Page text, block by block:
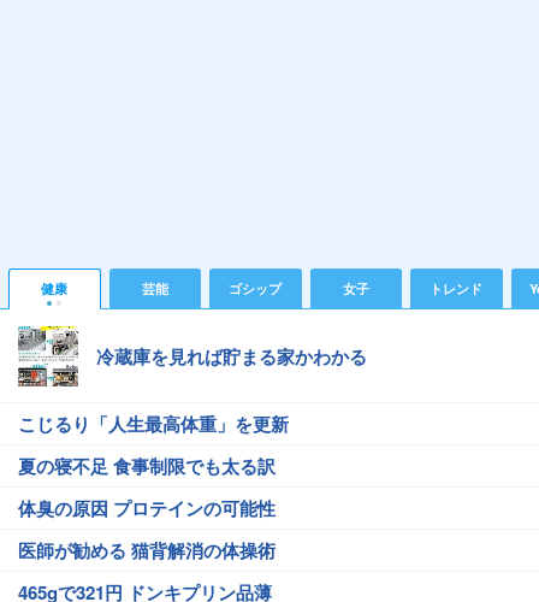
健康 芸能 ゴシップ 女子 トレンド
冷蔵庫を見れば貯まる家かわかる
こじるり「人生最高体重」を更新
夏の寝不足 食事制限でも太る訳
体臭の原因 プロテインの可能性
医師が勧める 猫背解消の体操術
465gで321円 ドンキプリン品薄